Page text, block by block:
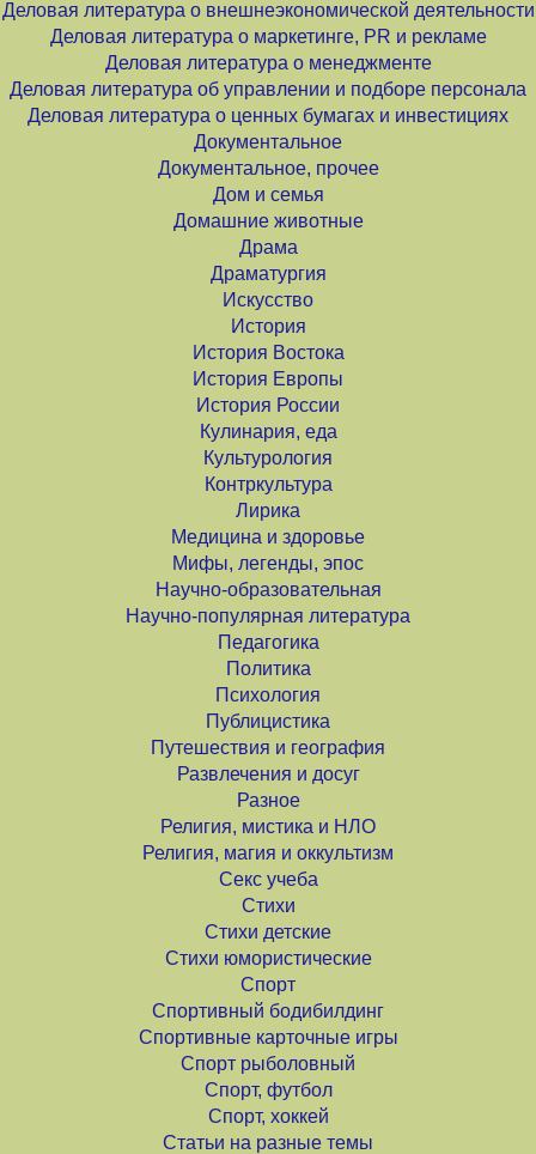
Деловая литература о внешнеэкономической деятельности
Деловая литература о маркетинге, PR и рекламе
Деловая литература о менеджменте
Деловая литература об управлении и подборе персонала
Деловая литература о ценных бумагах и инвестициях
Документальное
Документальное, прочее
Дом и семья
Домашние животные
Драма
Драматургия
Искусство
История
История Востока
История Европы
История России
Кулинария, еда
Культурология
Контркультура
Лирика
Медицина и здоровье
Мифы, легенды, эпос
Научно-образовательная
Научно-популярная литература
Педагогика
Политика
Психология
Публицистика
Путешествия и география
Развлечения и досуг
Разное
Религия, мистика и НЛО
Религия, магия и оккультизм
Секс учеба
Стихи
Стихи детские
Стихи юмористические
Спорт
Спортивный бодибилдинг
Спортивные карточные игры
Спорт рыболовный
Спорт, футбол
Спорт, хоккей
Статьи на разные темы